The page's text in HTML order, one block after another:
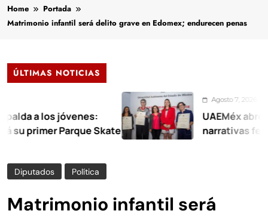
Home
Portada
Matrimonio infantil será delito grave en Edomex; endurecen penas
ÚLTIMAS NOTICIAS
a los jóvenes:
Parque Skate
Agosto 7, 2026
UAEMéx abre
narrativas
Diputados Política
Matrimonio infantil será